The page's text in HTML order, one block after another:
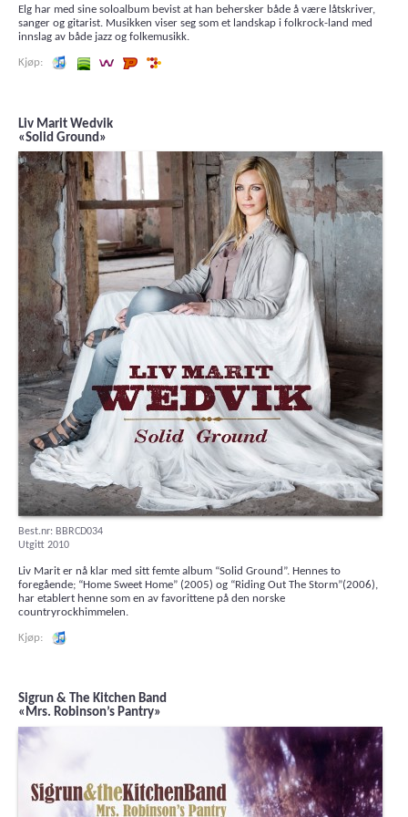
Elg har med sine soloalbum bevist at han behersker både å være låtskriver,
sanger og gitarist. Musikken viser seg som et landskap i folkrock-land med
innslag av både jazz og folkemusikk.
Lytt og kjøp iTunes
Lytt og kjøp i Spotify
Lytt og kjøp i Wimp
Lytt og kjøp hos Platekompaniet
Liv Marit Wedvik
«Solid Ground»
Best.nr: BBRCD034
Utgitt 2010
Liv Marit er nå klar med sitt femte album “Solid Ground”. Hennes to
foregående; “Home Sweet Home” (2005) og “Riding Out The Storm”(2006),
har etablert henne som en av favorittene på den norske
countryrockhimmelen.
Sigrun & The Kitchen Band
«Mrs. Robinson’s Pantry»